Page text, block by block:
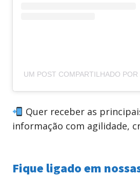
UM POST COMPARTILHADO
Quer receber as
informação com agilidade,
Fique ligado em